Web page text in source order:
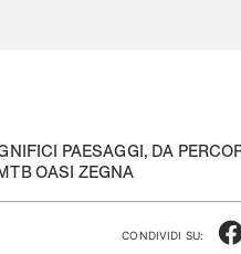
PAESAGGI, DA
OASI ZEGNA
CONDIVIDI SU: